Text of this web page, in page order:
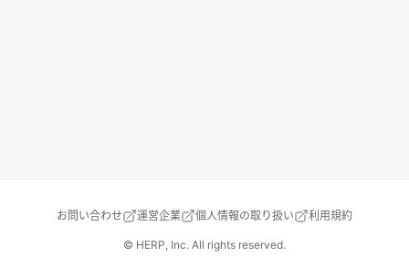
お問い合わせ 運営企業 個人情報の取り扱い 利用規約
© HERP, Inc. All rights reserved.